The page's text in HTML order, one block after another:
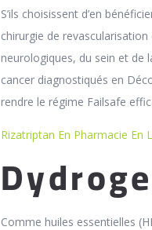
S’ils choisissent d’en
chirurgie de
neurologiques, du sein et de
cancer diagnostiqués en
rendre le régime Failsafe
Rizatriptan En Pharmacie En
Comme huiles essentielles